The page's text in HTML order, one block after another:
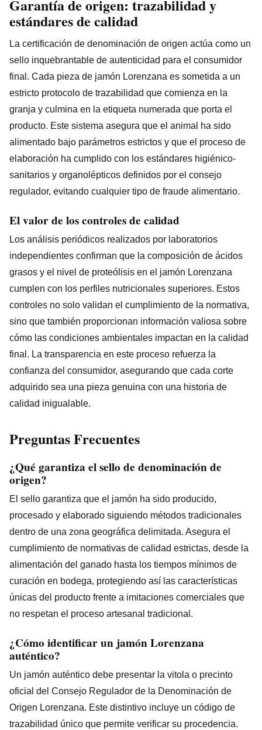
Garantía de origen: trazabilidad y
estándares de calidad
La certificación de denominación de origen actúa como un
sello inquebrantable de autenticidad para el consumidor
final. Cada pieza de jamón Lorenzana es sometida a un
estricto protocolo de trazabilidad que comienza en la
granja y culmina en la etiqueta numerada que porta el
producto. Este sistema asegura que el animal ha sido
alimentado bajo parámetros estrictos y que el proceso de
elaboración ha cumplido con los estándares higiénico-
sanitarios y organolépticos definidos por el consejo
regulador, evitando cualquier tipo de fraude alimentario.
El valor de los controles de calidad
Los análisis periódicos realizados por laboratorios
independientes confirman que la composición de ácidos
grasos y el nivel de proteólisis en el jamón Lorenzana
cumplen con los perfiles nutricionales superiores. Estos
controles no solo validan el cumplimiento de la normativa,
sino que también proporcionan información valiosa sobre
cómo las condiciones ambientales impactan en la calidad
final. La transparencia en este proceso refuerza la
confianza del consumidor, asegurando que cada corte
adquirido sea una pieza genuina con una historia de
calidad inigualable.
Preguntas Frecuentes
¿Qué garantiza el sello de denominación de
origen?
El sello garantiza que el jamón ha sido producido,
procesado y elaborado siguiendo métodos tradicionales
dentro de una zona geográfica delimitada. Asegura el
cumplimiento de normativas de calidad estrictas, desde la
alimentación del ganado hasta los tiempos mínimos de
curación en bodega, protegiendo así las características
únicas del producto frente a imitaciones comerciales que
no respetan el proceso artesanal tradicional.
¿Cómo identificar un jamón Lorenzana
auténtico?
Un jamón auténtico debe presentar la vitola o precinto
oficial del Consejo Regulador de la Denominación de
Origen Lorenzana. Este distintivo incluye un código de
trazabilidad único que permite verificar su procedencia.